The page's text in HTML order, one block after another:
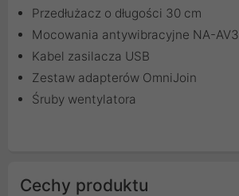
Przedłużacz o długości 30 cm
Mocowania antywibracyjne NA-AV3
Kabel zasilacza USB
Zestaw adapterów OmniJoin
Śruby wentylatora
Cechy produktu